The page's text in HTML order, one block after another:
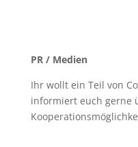
PR / Medien
Ihr wollt ein Teil von
informiert euch gerne